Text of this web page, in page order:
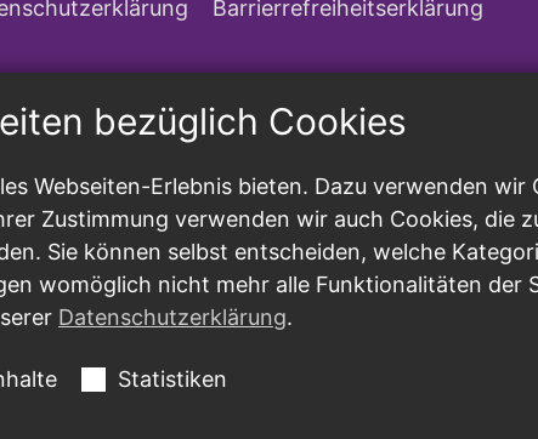
bezüglich Cookies
Webseiten-Erlebnis bieten. Dazu verwenden
Zustimmung verwenden wir auch Cookies, die
Sie können selbst entscheiden, welche
womöglich nicht mehr alle Funktionalitäten der
Datenschutzerklärung.
Statistiken
Barrierrefreiheitserklärung